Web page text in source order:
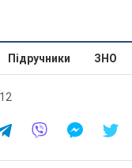
Підручники ЗНО